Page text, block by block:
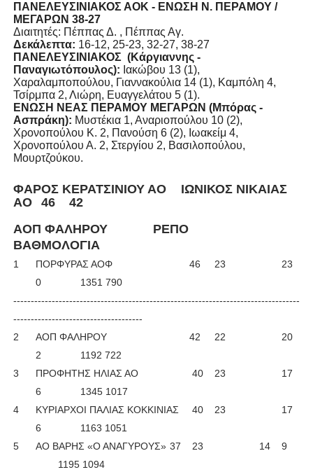
ΠΑΝΕΛΕΥΣΙΝΙΑΚΟΣ ΑΟΚ - ΕΝΩΣΗ Ν. ΠΕΡΑΜΟΥ /
ΜΕΓΑΡΩΝ 38-27
Διαιτητές: Πέππας Δ. , Πέππας Αγ.
Δεκάλεπτα: 16-12, 25-23, 32-27, 38-27
Π ANEΛΕΥΣΙΝΙΑΚΟΣ (Κάργιαννης -
Παναγιωτόπουλος): Ιακώβου 13 (1),
Χαραλαμποπούλου, Γιαννακούλια 14 (1), Καμπόλη 4,
Τσίρμπα 2, Λιώρη, Ευαγγελάτου 5 (1).
ΕΝΩΣΗ ΝΕΑΣ ΠΕΡΑΜΟΥ ΜΕΓΑΡΩΝ (Μπόρας -
Ασπράκη): Μυστέκια 1, Αναριοπούλου 10 (2),
Χρονοπούλου Κ. 2, Πανούση 6 (2), Ιωακείμ 4,
Χρονοπούλου Α. 2, Στεργίου 2, Βασιλοπούλου,
Μουρτζούκου.
ΦΑΡΟΣ ΚΕΡΑΤΣΙΝΙΟΥ ΑΟ
ΙΩΝΙΚΟΣ ΝΙΚΑΙΑΣ
ΑΟ
46
42
ΑΟΠ ΦΑΛΗΡΟΥ
ΡΕΠΟ
ΒΑΘΜΟΛΟΓΙΑ
1 ΠΟΡΦΥΡΑΣ ΑΟΦ 46 23
23
0
1351 790
----------------------------------------------------------------------------------
-------------------------------------
2
ΑΟΠ ΦΑΛΗΡΟΥ 42 22
20
2
1192 722
3
ΠΡΟΦΗΤΗΣ ΗΛΙΑΣ ΑΟ 40 23
17
6
1345 1017
4
ΚΥΡΙΑΡΧΟΙ ΠΑΛΙΑΣ ΚΟΚΚΙΝΙΑΣ 40 23
17
6
1163 1051
5
ΑΟ ΒΑΡΗΣ «Ο ΑΝΑΓΥΡΟΥΣ» 37 23 14
9
1195 1094